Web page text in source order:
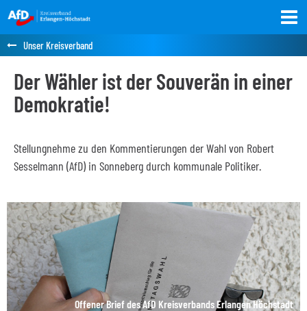
Unser Kreisverband
Der Wähler ist der Souverän in einer
Demokratie!
Stellungnehme zu den Kommentierungen der Wahl von Robert
Sesselmann (AfD) in Sonneberg durch kommunale Politiker.
Offener Brief des AfD Kreisverbands Erlangen Höchstadt
Quelle: pixabay.com